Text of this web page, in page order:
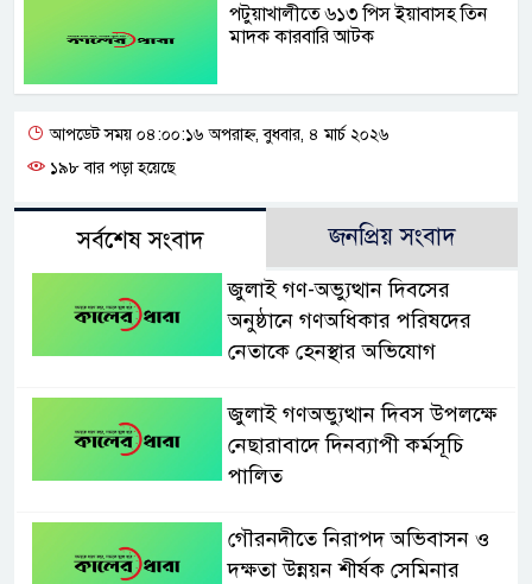
পটুয়াখালীতে ৬১৩ পিস ইয়াবাসহ তিন
মাদক কারবারি আটক
আপডেট সময় ০৪:০০:১৬ অপরাহ্ন, বুধবার, ৪ মার্চ ২০২৬
১৯৮ বার পড়া হয়েছে
সর্বশেষ সংবাদ জনপ্রিয় সংবাদ
জুলাই গণ-অভ্যুত্থান দিবসের
অনুষ্ঠানে গণঅধিকার পরিষদের
নেতাকে হেনস্থার অভিযোগ
জুলাই গণঅভ্যুত্থান দিবস উপলক্ষে
নেছারাবাদে দিনব্যাপী কর্মসূচি
পালিত
গৌরনদীতে নিরাপদ অভিবাসন ও
দক্ষতা উন্নয়ন শীর্ষক সেমিনার